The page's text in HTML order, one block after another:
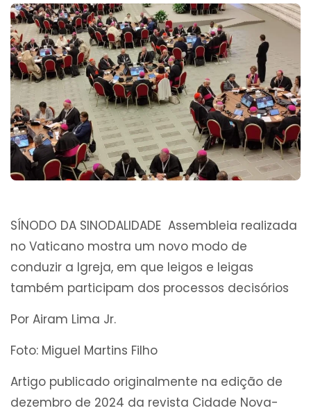
SÍNODO DA SINODALIDADE Assembleia realizada
no Vaticano mostra um novo modo de
conduzir a Igreja, em que leigos e leigas
também participam dos processos decisórios
Por Airam Lima Jr.
Foto: Miguel Martins Filho
Artigo publicado originalmente na edição de
dezembro de 2024 da revista Cidade Nova-